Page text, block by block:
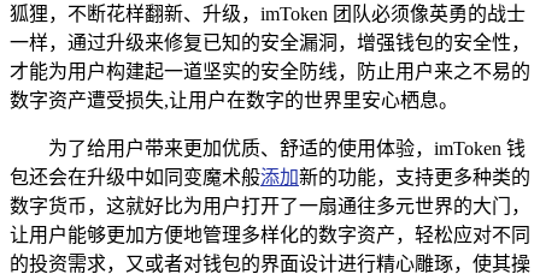
狐狸，不断花样翻新、升级，imToken 团队必须像英勇的战士
一样，通过升级来修复已知的安全漏洞，增强钱包的安全性，
才能为用户构建起一道坚实的安全防线，防止用户来之不易的
数字资产遭受损失,让用户在数字的世界里安心栖息。
为了给用户带来更加优质、舒适的使用体验，imToken 钱
包还会在升级中如同变魔术般添加新的功能，支持更多种类的
数字货币，这就好比为用户打开了一扇通往多元世界的大门，
让用户能够更加方便地管理多样化的数字资产，轻松应对不同
的投资需求，又或者对钱包的界面设计进行精心雕琢，使其操